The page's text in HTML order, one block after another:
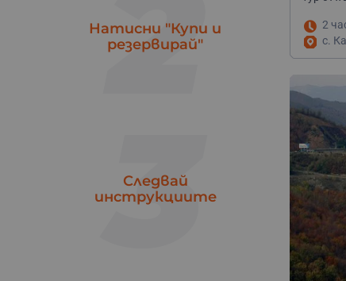
Ямбол
Натисни "Купи и
резервирай"
3
Следвай
инструкциите
2
с.